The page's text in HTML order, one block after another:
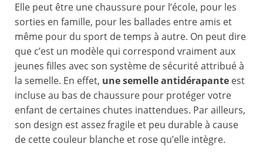
Elle peut être une chaussure pour l’école, pour les
sorties en famille, pour les ballades entre amis et
même pour du sport de temps à autre. On peut dire
que c’est un modèle qui correspond vraiment aux
jeunes filles avec son système de sécurité attribué à
la semelle. En effet, une semelle antidérapante est
incluse au bas de chaussure pour protéger votre
enfant de certaines chutes inattendues. Par ailleurs,
son design est assez fragile et peu durable à cause
de cette couleur blanche et rose qu’elle intègre.